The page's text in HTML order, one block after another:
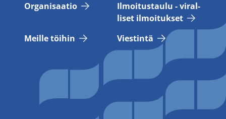
Or­ga­ni­saa­tio
Il­moi­tus­tau­lu - vi­ral­
li­set il­moi­tuk­set
Meil­le töi­hin
Vies­tin­tä